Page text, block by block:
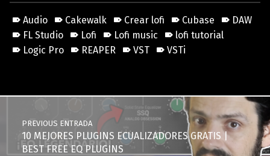
Audio Cakewalk Crear lofi Cubase
DAW
FL Studio
Lofi Lofi music
lofi tutorial
Logic Pro
REAPER VST VSTi
Post navigation
PREVIOUS ENTRADA
10 MEJORES PLUGINS ECUALIZADORES GRATIS |
BEST FREE EQ PLUGINS